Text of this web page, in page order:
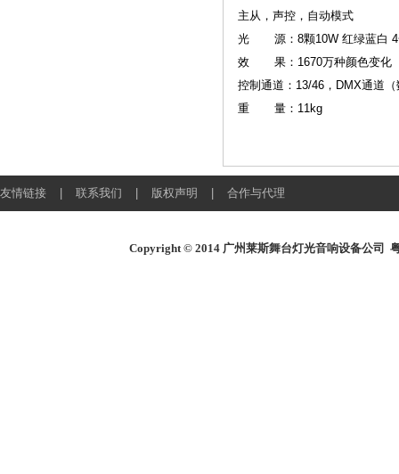
主从，声控，自动模式
光 源：8颗10W 红绿蓝白 4
效 果：1670万种颜色变化
控制通道：13/46，DMX通道
重 量：11kg
友情链接 联系我们 版权声明 合作与代理
Copyright © 2014 广州莱斯舞台灯光音响设备公司